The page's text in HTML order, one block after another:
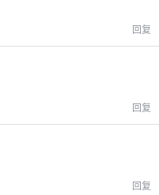
回复
回复
回复